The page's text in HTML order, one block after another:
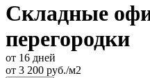
Складные
перегородки
от 16 дней
от 3 200 руб./м2